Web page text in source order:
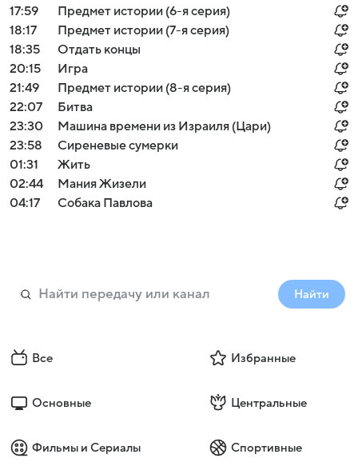
17:59
Предмет истории (6-я серия)
18:17
Предмет истории (7-я серия)
18:35
Отдать концы
20:15
Игра
21:49
Предмет истории (8-я серия)
22:07
Битва
23:30
Машина времени из Израиля (Цари)
23:58
Сиреневые сумерки
01:31
Жить
02:44
Мания Жизели
04:17
Собака Павлова
Найти
Все Избранные
Основные Центральные
Фильмы и Сериалы Спортивные